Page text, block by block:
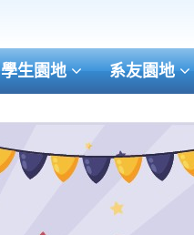
學生園地 系友園地